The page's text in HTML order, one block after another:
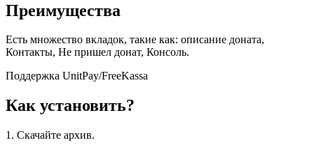
Преимущества
Есть множество вкладок, такие как: описание доната,
Контакты, Не пришел донат, Консоль.
Поддержка UnitPay/FreeKassa
Как установить?
1. Скачайте архив.